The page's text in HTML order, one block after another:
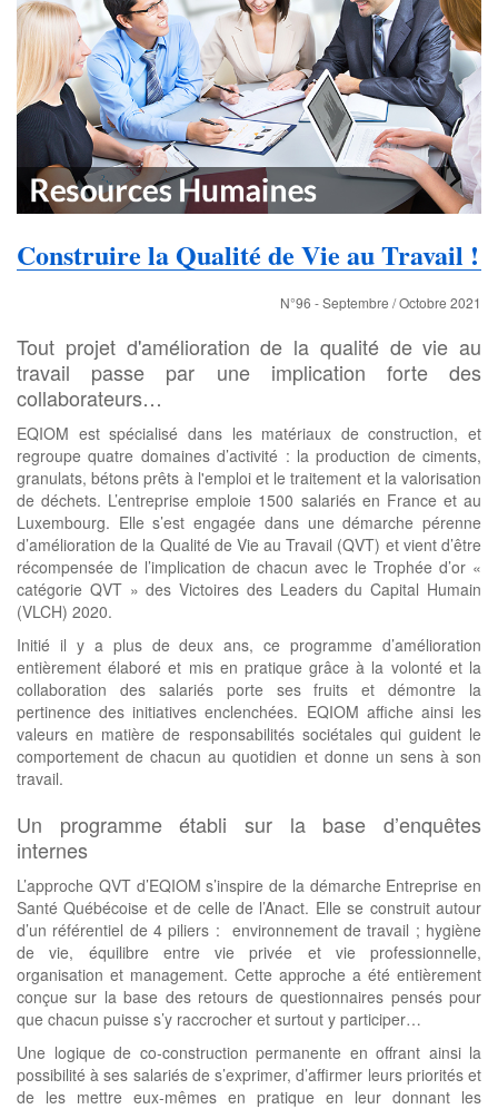
Construire la Qualité de Vie au Travail !
N°96 - Septembre / Octobre 2021
Tout projet d'amélioration de la qualité de vie au
travail passe par une implication forte des
collaborateurs…
EQIOM est spécialisé dans les matériaux de construction, et
regroupe quatre domaines d’activité : la production de ciments,
granulats, bétons prêts à l'emploi et le traitement et la valorisation
de déchets. L’entreprise emploie 1500 salariés en France et au
Luxembourg. Elle s’est engagée dans une démarche pérenne
d’amélioration de la Qualité de Vie au Travail (QVT) et vient d’être
récompensée de l’implication de chacun avec le Trophée d’or «
catégorie QVT » des Victoires des Leaders du Capital Humain
(VLCH) 2020.
Initié il y a plus de deux ans, ce programme d’amélioration
entièrement élaboré et mis en pratique grâce à la volonté et la
collaboration des salariés porte ses fruits et démontre la
pertinence des initiatives enclenchées. EQIOM affiche ainsi les
valeurs en matière de responsabilités sociétales qui guident le
comportement de chacun au quotidien et donne un sens à son
travail.
Un programme établi sur la base d’enquêtes
internes
L’approche QVT d’EQIOM s’inspire de la démarche Entreprise en
Santé Québécoise et de celle de l’Anact. Elle se construit autour
d’un référentiel de 4 piliers : environnement de travail ; hygiène
de vie, équilibre entre vie privée et vie professionnelle,
organisation et management. Cette approche a été entièrement
conçue sur la base des retours de questionnaires pensés pour
que chacun puisse s’y raccrocher et surtout y participer…
Une logique de co-construction permanente en offrant ainsi la
possibilité à ses salariés de s’exprimer, d’affirmer leurs priorités et
de les mettre eux-mêmes en pratique en leur donnant les